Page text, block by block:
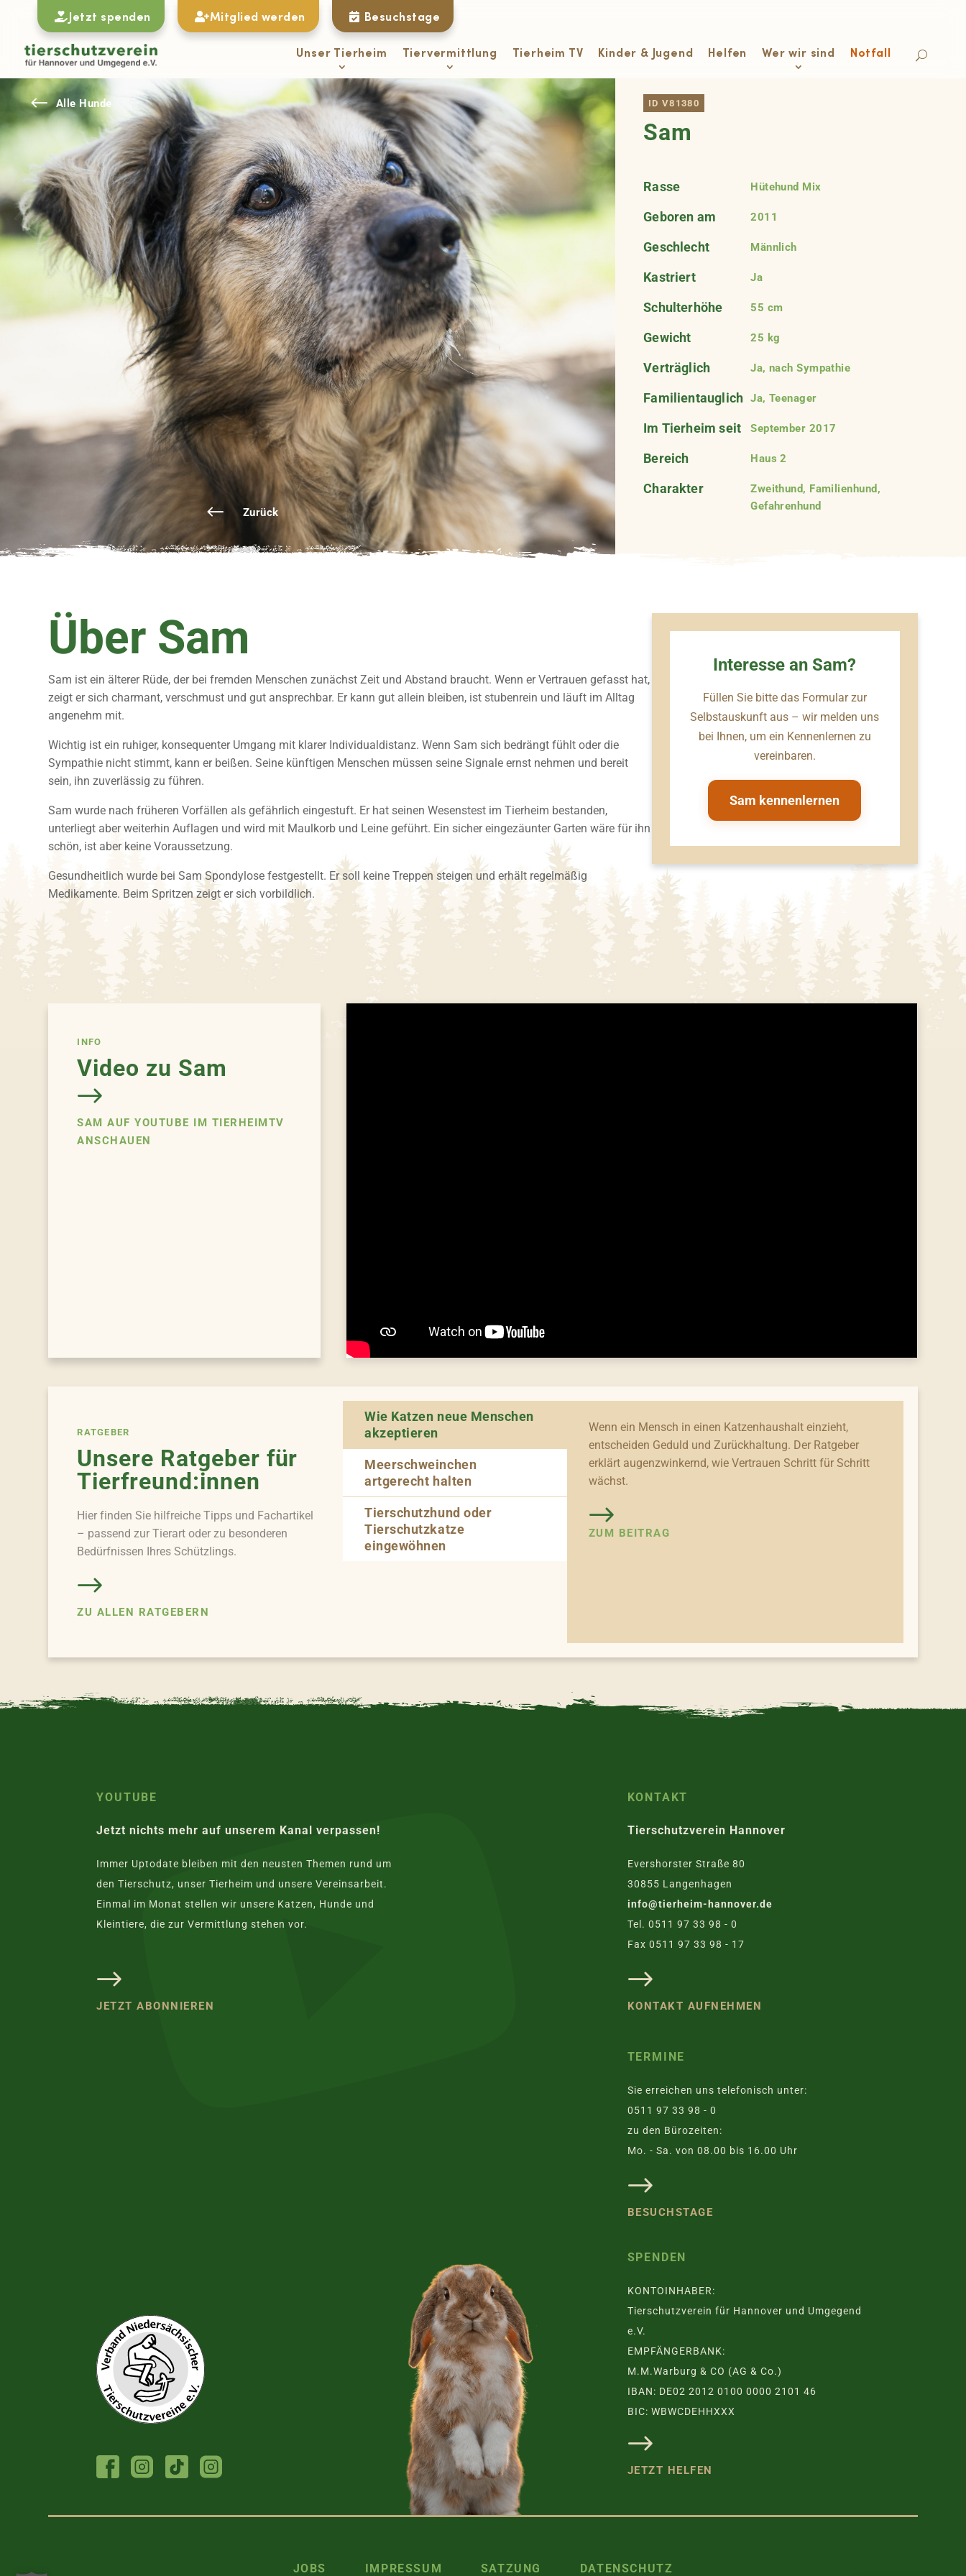
Jetzt spenden Mitglied werden Besuchstage
Unser Tierheim Tiervermittlung Tierheim TV Kinder & Jugend Helfen Wer wir sind Notfall
Zurück
# Alle Hunde ID V81380
Sam
Rasse Hütehund Mix
Geboren am 2011
Geschlecht Männlich
Kastriert Ja
Schulterhöhe 55 cm
Gewicht 25 kg
Verträglich Ja, nach Sympathie
Familientauglich Ja, Teenager
Im Tierheim seit September 2017
Bereich Haus 2
Charakter
Zweithund, Familienhund,
Gefahrenhund
Über Sam
Sam ist ein älterer Rüde, der bei fremden Menschen zunächst Zeit und Abstand braucht. Wenn er Vertrauen gefasst hat,
zeigt er sich charmant, verschmust und gut ansprechbar. Er kann gut allein bleiben, ist stubenrein und läuft im Alltag
angenehm mit.
Wichtig ist ein ruhiger, konsequenter Umgang mit klarer Individualdistanz. Wenn Sam sich bedrängt fühlt oder die
Sympathie nicht stimmt, kann er beißen. Seine künftigen Menschen müssen seine Signale ernst nehmen und bereit
sein, ihn zuverlässig zu führen.
Sam wurde nach früheren Vorfällen als gefährlich eingestuft. Er hat seinen Wesenstest im Tierheim bestanden,
unterliegt aber weiterhin Auflagen und wird mit Maulkorb und Leine geführt. Ein sicher eingezäunter Garten wäre für ihn
schön, ist aber keine Voraussetzung.
Gesundheitlich wurde bei Sam Spondylose festgestellt. Er soll keine Treppen steigen und erhält regelmäßig
Medikamente. Beim Spritzen zeigt er sich vorbildlich.
Interesse an Sam?
Füllen Sie bitte das Formular zur
Selbstauskunft aus – wir melden uns
bei Ihnen, um ein Kennenlernen zu
vereinbaren.
Sam kennenlernen
INFO
Video zu Sam
SAM AUF YOUTUBE IM TIERHEIMTV
ANSCHAUEN
RATGEBER
Unsere Ratgeber für
Tierfreund:innen
Hier finden Sie hilfreiche Tipps und Fachartikel
– passend zur Tierart oder zu besonderen
Bedürfnissen Ihres Schützlings.
ZU ALLEN RATGEBERN
Wie Katzen neue Menschen
akzeptieren
Meerschweinchen
artgerecht halten
Tierschutzhund oder
Tierschutzkatze
eingewöhnen
Wenn ein Mensch in einen Katzenhaushalt einzieht,
entscheiden Geduld und Zurückhaltung. Der Ratgeber
erklärt augenzwinkernd, wie Vertrauen Schritt für Schritt
wächst.
ZUM BEITRAG
YOUTUBE
Jetzt nichts mehr auf unserem Kanal verpassen!
Immer Uptodate bleiben mit den neusten Themen rund um
den Tierschutz, unser Tierheim und unsere Vereinsarbeit.
Einmal im Monat stellen wir unsere Katzen, Hunde und
Kleintiere, die zur Vermittlung stehen vor.
JETZT ABONNIEREN
KONTAKT
Tierschutzverein Hannover
Evershorster Straße 80
30855 Langenhagen
info@tierheim-hannover.de
Tel. 0511 97 33 98 - 0
Fax 0511 97 33 98 - 17
KONTAKT AUFNEHMEN
FACEBOOKINSTAGRAM
TIERHEIM
TIKTOK
JUGENDTIERSCHUTZGRUPPE
TERMINE
Sie erreichen uns telefonisch unter:
0511 97 33 98 - 0
zu den Bürozeiten:
Mo. - Sa. von 08.00 bis 16.00 Uhr
BESUCHSTAGE
SPENDEN
KONTOINHABER:
Tierschutzverein für Hannover und Umgegend
e.V.
EMPFÄNGERBANK:
M.M.Warburg & CO (AG & Co.)
IBAN: DE02 2012 0100 0000 2101 46
BIC: WBWCDEHHXXX
JETZT HELFEN
JOBS IMPRESSUM SATZUNG DATENSCHUTZ